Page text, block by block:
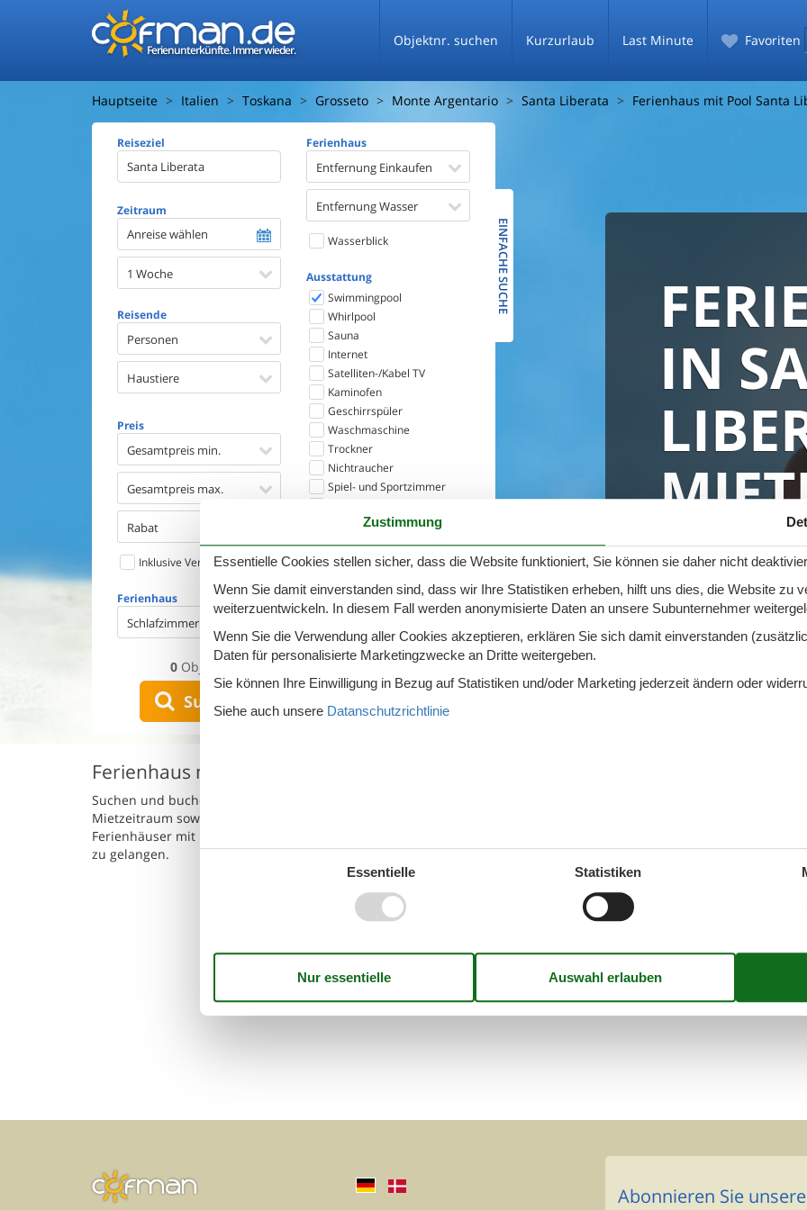
Ferienunterkünfte. Immer wieder.
Objektnr. suchen Kurzurlaub Last Minute Favoriten
Hauptseite Italien Toskana Grosseto Monte Argentario Santa Liberata Ferienhaus mit Pool Santa
Reiseziel
Zeitraum
Anreise wählen
1 Woche
Reisende
Personen
Haustiere
Preis
Gesamtpreis min.
Gesamtpreis max.
Rabat
Inklusive Verbrauch
Ferienhaus
Schlafzimmer
0 Objekte
Suchen
Ferienhaus
Entfernung Einkaufen
Entfernung Wasser
Wasserblick
Ausstattung
Swimmingpool
Whirlpool
Sauna
Internet
Satelliten-/Kabel TV
Kaminofen
Geschirrspüler
Waschmaschine
Trockner
Nichtraucher
Spiel- und Sportzimmer
Gute Angelmöglichkeiten
Eingezäunter Bereich
Klimaanlage
Ladestation für Elektroauto
Klimafreundlich
EINFACHE SUCHE
IN
0 Ferienhäuser
Vergleichen und
Buchen Sie
Ferienhaus mit Pool in Santa Liberata buchen
Suchen und buchen Sie hier Ihr Ferienhaus mit Pool in Santa Liberata / Dänemark. Geben Sie Ihren gewünschten
Mietzeitraum sowie weitere Suchkriterien ein und klicken Sie auf Suchen. Weiter unten auf dieser Seite können Sie alle
Ferienhäuser mit Pool in Santa Liberata einsehen. Klicken Sie auf die einzelnen Objekte, um zu den
zu gelangen.
Abonnieren Sie
Zustimmung
Essentielle Cookies stellen sicher, dass die Website funktioniert, Sie können sie daher nicht
Wenn Sie damit einverstanden sind, dass wir Ihre Statistiken erheben, hilft uns dies, die Website zu
weiterzuentwickeln. In diesem Fall werden anonymisierte Daten an unsere Subunternehmer
Wenn Sie die Verwendung aller Cookies akzeptieren, erklären Sie sich damit einverstanden
Daten für personalisierte Marketingzwecke an Dritte weitergeben.
Sie können Ihre Einwilligung in Bezug auf Statistiken und/oder Marketing jederzeit ändern oder
Siehe auch unsere Datanschutzrichtlinie
Essentielle Statistiken